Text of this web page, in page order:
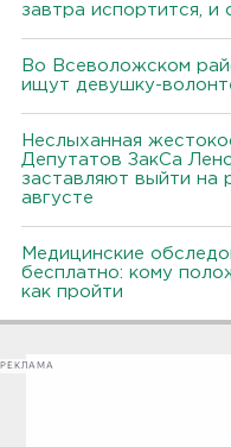
завтра испортится, и
Во Всеволожском
ищут девушку-
Неслыханная
Депутатов ЗакСа
заставляют выйти на
августе
Медицинские
бесплатно: кому
как пройти
РЕКЛАМА